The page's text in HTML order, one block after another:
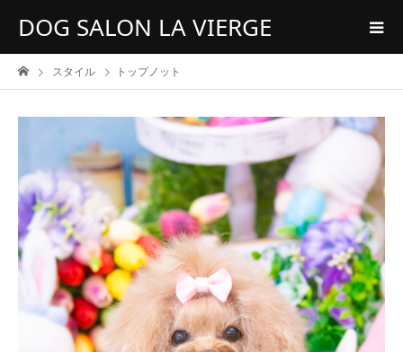
DOG SALON LA VIERGE
スタイル トップノット